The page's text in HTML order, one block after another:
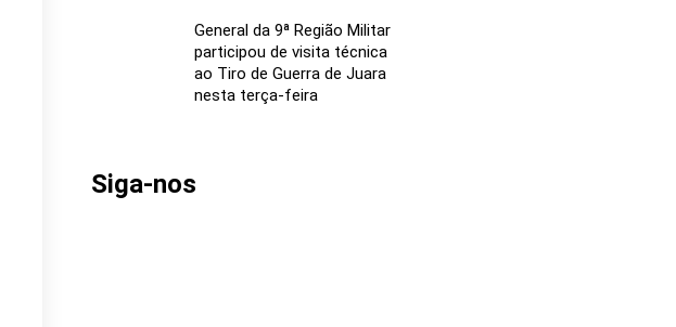
General da 9ª Região Militar
participou de visita técnica
ao Tiro de Guerra de Juara
nesta terça-feira
Siga-nos